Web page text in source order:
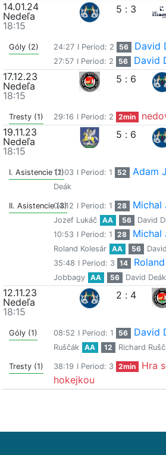
14.01.24
Nedeľa
18:15
5 : 3
Góly (2) 24:27 I Period: 2 56 David
27:57 I Period: 2 56
David
17.12.23
Nedeľa
18:15
5 : 6
Tresty (1) 29:16 I Period: 2 2min
19.11.23
Nedeľa
18:15
5 : 6
I. Asistencie (1)12:03 I Period: 1 52 Adam
Deák
II. Asistencie (3)
04:12 I Period: 1 28 Michal
Jozef Lukáč
AA 56
David
10:53 I Period: 1 28 Michal
Roland Kolesár
AA 56
35:48 I Period: 3 14
Jobbagy
AA 56 David Deák
12.11.23
Nedeľa
18:15
2 : 4
Góly (1) 08:52 I Period: 1 56 David
Ruščák
AA 12 Richard
Tresty (1) 38:19 I Period: 3 2min
Hra
hokejkou